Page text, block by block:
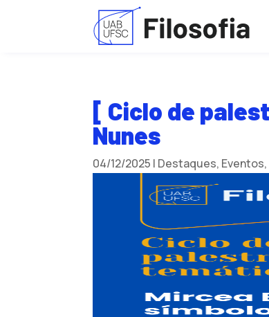
[ Ciclo de
Nunes
04/12/2025 | Destaques, Eventos,